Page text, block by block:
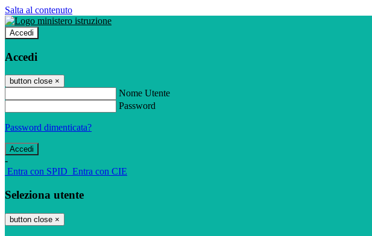
Salta al contenuto
Accedi
Accedi
button close ×
Nome Utente
Password
Password dimenticata?
-
Entra con SPID Entra con CIE
Seleziona utente
button close ×